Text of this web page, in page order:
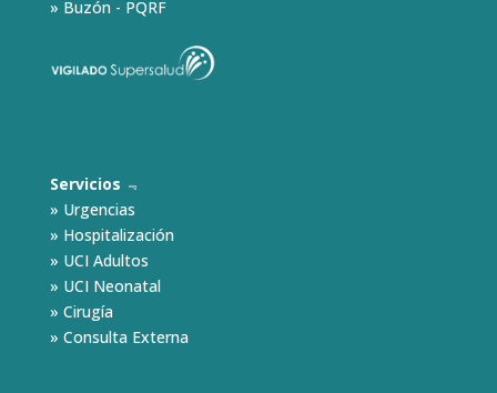
» Buzón - PQRF
Servicios ﹃
» Urgencias
» Hospitalización
» UCI Adultos
» UCI Neonatal
» Cirugía
» Consulta Externa